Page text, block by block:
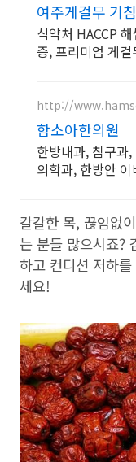
여주게걸무 기
벤트, 파우치증
식약처 HACCP
증, 프리미엄 게
http://
함소아한의원
한방내과, 침구과
의학과, 한방안
칼칼한 목, 끊임없
는 분들 많으시죠?
하고 컨디션 저하
세요!